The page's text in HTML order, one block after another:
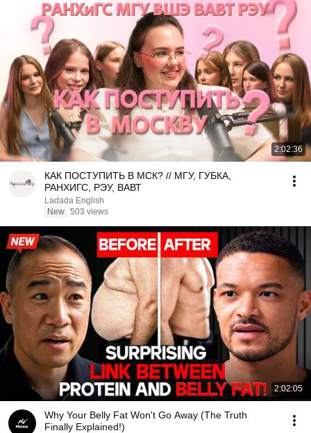
2:02:36
КАК ПОСТУПИТЬ В МСК? // МГУ, ГУБКА,
РАНХИГС, РЭУ, ВАВТ
Ladada English
New 503 views
2:02:05
Why Your Belly Fat Won't Go Away (The Truth
Finally Explained!)